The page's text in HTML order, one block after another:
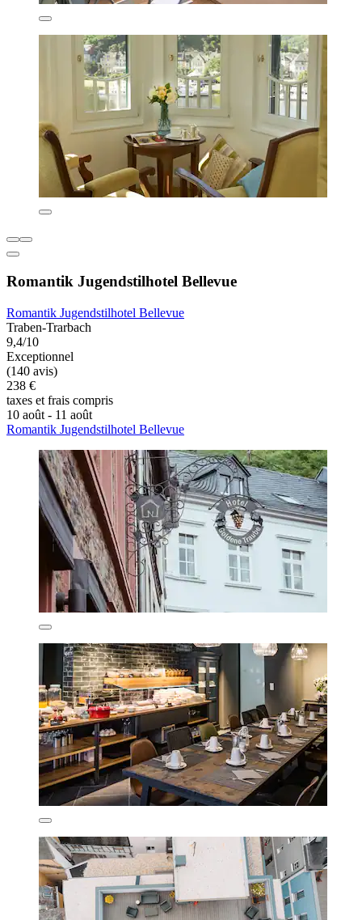
Romantik Jugendstilhotel Bellevue
Romantik Jugendstilhotel Bellevue
Traben-Trarbach
9,4/10
Exceptionnel
(140 avis)
238 €
taxes et frais compris
10 août - 11 août
Romantik Jugendstilhotel Bellevue